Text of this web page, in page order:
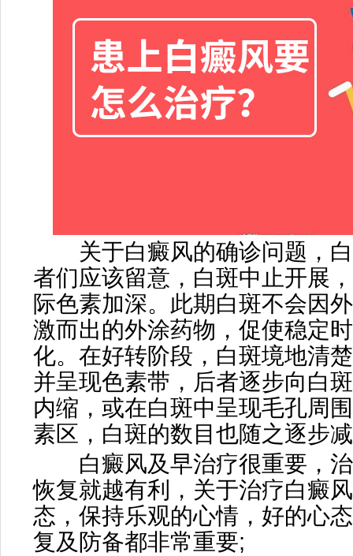
关于白癜风的确诊问题，白
者们应该留意，白斑中止开展
际色素加深。此期白斑不会因
激而出的外涂药物，促使稳定
化。在好转阶段，白斑境地清
并呈现色素带，后者逐步向白
内缩，或在白斑中呈现毛孔周
素区，白斑的数目也随之逐步
白癜风及早治疗很重要，治
恢复就越有利，关于治疗白癜
态，保持乐观的心情，好的心
复及防备都非常重要;